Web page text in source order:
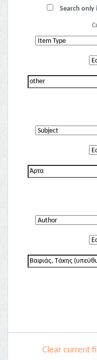
Search
Clear current